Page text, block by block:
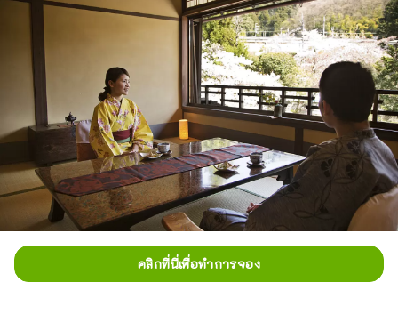
คลิกที่นี่เพื่อทำการจอง